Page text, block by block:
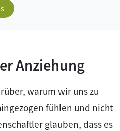
Anziehung
warum wir uns zu
fühlen und nicht
glauben, dass es